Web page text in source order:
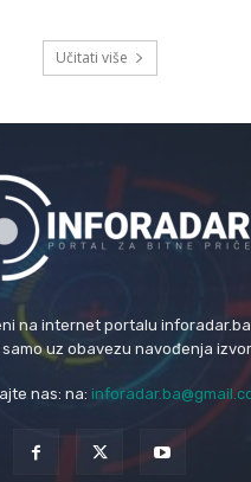
Učitati više
na internet portalu
uz obavezu navođenja
nas: na: